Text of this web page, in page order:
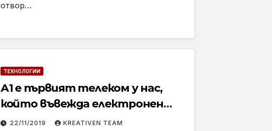
отвор…
ТЕХНОЛОГИИ
А1 е първият телеком у нас,
който въвежда електронен
касов бон
22/11/2019 KREATIVEN TEAM